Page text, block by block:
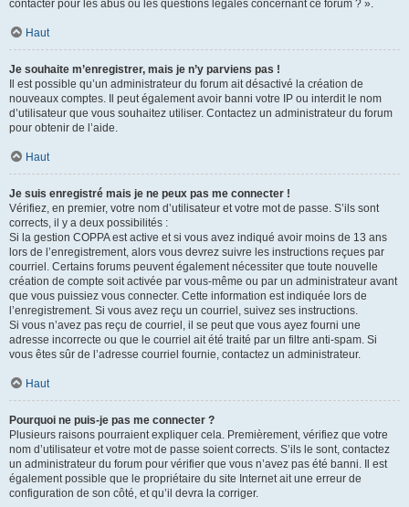
contacter pour les abus ou les questions légales concernant ce forum ? ».
Haut
Je souhaite m’enregistrer, mais je n’y parviens pas !
Il est possible qu’un administrateur du forum ait désactivé la création de
nouveaux comptes. Il peut également avoir banni votre IP ou interdit le nom
d’utilisateur que vous souhaitez utiliser. Contactez un administrateur du forum
pour obtenir de l’aide.
Haut
Je suis enregistré mais je ne peux pas me connecter !
Vérifiez, en premier, votre nom d’utilisateur et votre mot de passe. S’ils sont
corrects, il y a deux possibilités :
Si la gestion COPPA est active et si vous avez indiqué avoir moins de 13 ans
lors de l’enregistrement, alors vous devrez suivre les instructions reçues par
courriel. Certains forums peuvent également nécessiter que toute nouvelle
création de compte soit activée par vous-même ou par un administrateur avant
que vous puissiez vous connecter. Cette information est indiquée lors de
l’enregistrement. Si vous avez reçu un courriel, suivez ses instructions.
Si vous n’avez pas reçu de courriel, il se peut que vous ayez fourni une
adresse incorrecte ou que le courriel ait été traité par un filtre anti-spam. Si
vous êtes sûr de l’adresse courriel fournie, contactez un administrateur.
Haut
Pourquoi ne puis-je pas me connecter ?
Plusieurs raisons pourraient expliquer cela. Premièrement, vérifiez que votre
nom d’utilisateur et votre mot de passe soient corrects. S’ils le sont, contactez
un administrateur du forum pour vérifier que vous n’avez pas été banni. Il est
également possible que le propriétaire du site Internet ait une erreur de
configuration de son côté, et qu’il devra la corriger.